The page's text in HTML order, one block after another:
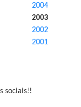
2004
2003
2002
2001
sociais!!